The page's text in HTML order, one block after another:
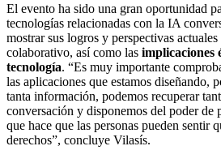
El evento ha sido una gran oportunidad
tecnologías relacionadas con la IA
mostrar sus logros y perspectivas
colaborativo, así como las implicaciones
tecnología. “Es muy importante
las aplicaciones que estamos diseñando,
tanta información, podemos recuperar
conversación y disponemos del poder de
que hace que las personas pueden sentir
derechos”, concluye Vilasís.